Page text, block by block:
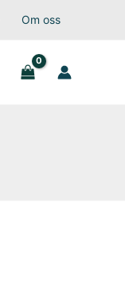
Om oss